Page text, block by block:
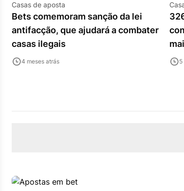
Casas de aposta
Bets comemoram sanção da lei
antifacção, que ajudará a combater
casas ilegais
4 meses atrás 5